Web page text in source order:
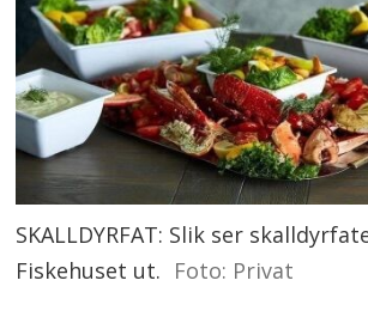
SKALLDYRFAT: Slik ser
Fiskehuset ut. Foto: Privat